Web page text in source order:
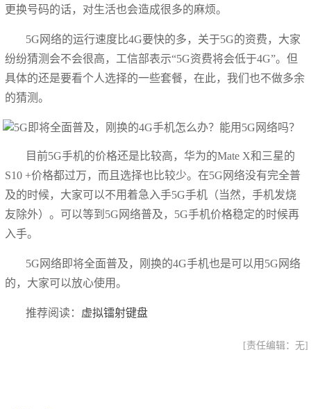
更换号码的话，对生活也会造成很多的麻烦。
5G网络的运行速度比4G要快的多，关于5G的资费，大家
纷纷猜测会不会很高，工信部表示“5G资费将会低于4G”。但
具体的还是要看个人选择的一些套餐，在此，我们也不做多余
的猜测。
目前5G手机的价格还是比较高，华为的Mate X和三星的
S10 +价格都过万，而且选择也比较少。在5G网络没有完全普
及的时候，大家可以不用着急入手5G手机（当然，手机发烧
友除外）。可以等到5G网络普及，5G手机价格稳定的时候再
入手。
5G网络即将全面普及，刚换的4G手机也是可以用5G网络
的，大家可以放心使用。
推荐阅读： 虚拟镭射键盘
[责任编辑：无]